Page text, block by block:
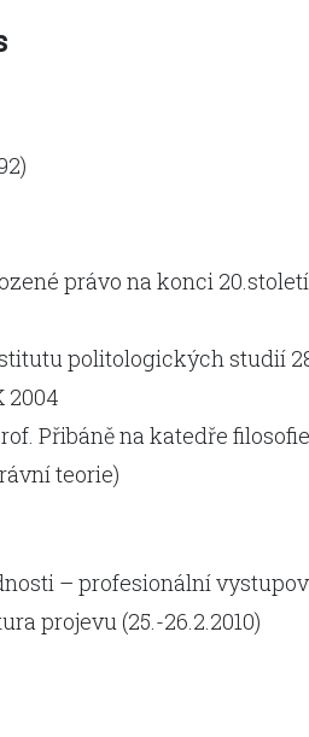
právo na konci
politologických studií
2004
Přibáně na katedře
teorie)
– profesionální
projevu (25.-26.2.2010)